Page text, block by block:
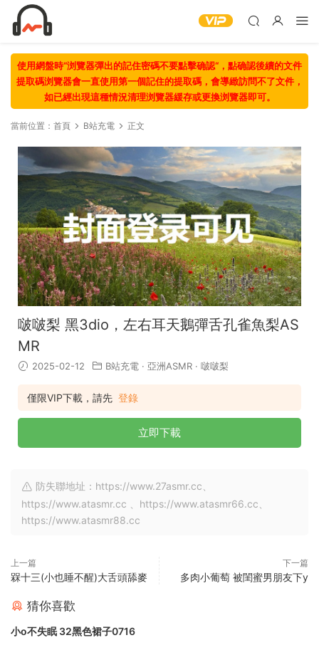
使用網盤時“浏覽器彈出的記住密碼不要點擊确認“，點确認後續的文件
提取碼浏覽器會一直使用第一個記住的提取碼，會導緻訪問不了文件，
如已經出現這種情況清理浏覽器緩存或更換浏覽器即可。
當前位置： 首頁 B站充電 正文
啵啵梨 黑3dio，左右耳天鵝彈舌孔雀魚梨AS
MR
2025-02-12 B站充電 · 亞洲ASMR · 啵啵梨
僅限VIP下載，請先 登錄
立即下載
防失聯地址：https://www.27asmr.cc、
https://www.atasmr.cc 、https://www.atasmr66.cc、
https://www.atasmr88.cc
上一篇
槑十三(小也睡不醒)大舌頭舔麥
下一篇
多肉小葡萄 被閨蜜男朋友下y
猜你喜歡
小o不失眠 32黑色裙子0716